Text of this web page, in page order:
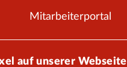
auf unserer Webseite
Mitarbeiterportal